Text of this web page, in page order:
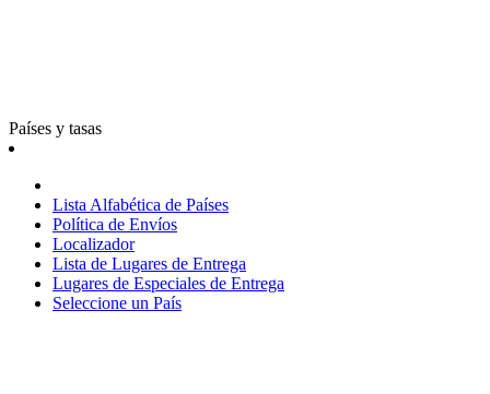
Países y tasas
Lista Alfabética de Países
Política de Envíos
Localizador
Lista de Lugares de Entrega
Lugares de Especiales de Entrega
Seleccione un País